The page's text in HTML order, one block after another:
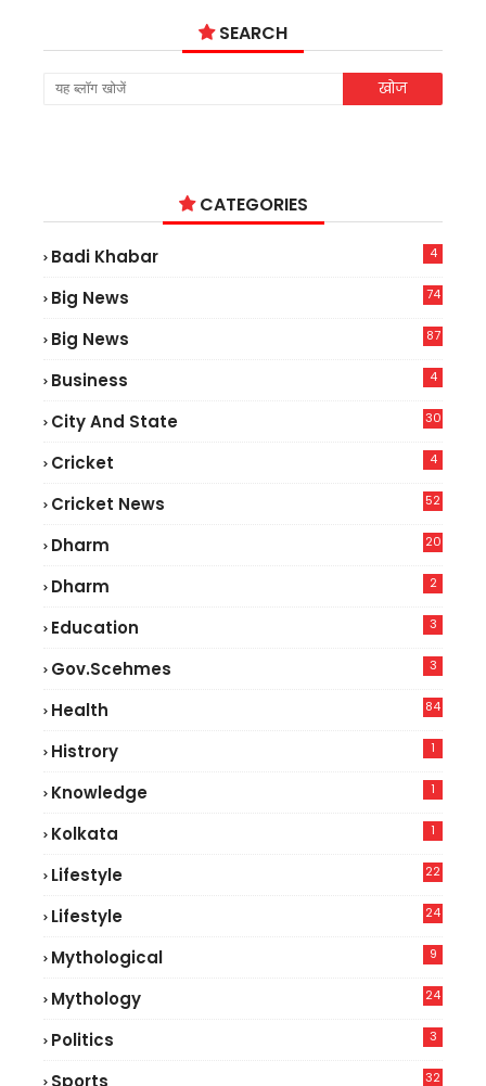
SEARCH
CATEGORIES
Badi Khabar 4
Big News
74
Big News
87
Business 4
City And State 30
Cricket 4
Cricket News
52
Dharm 20
Dharm 2
Education 3
Gov.scehmes 3
Health
84
Histrory 1
Knowledge 1
Kolkata 1
Lifestyle
22
Lifestyle
24
Mythological 9
Mythology 24
Politics 3
Sports 32